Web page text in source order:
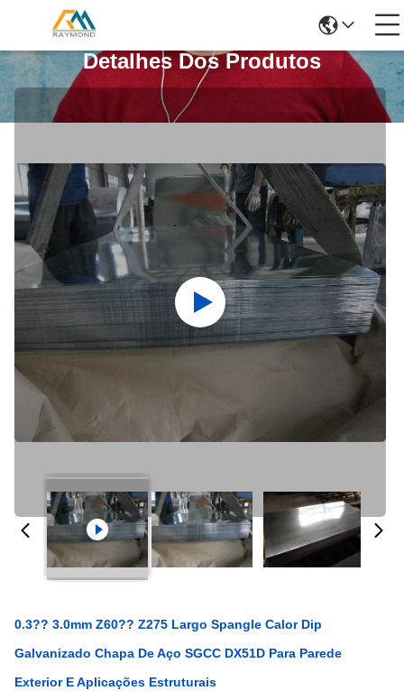
Detalhes Dos Produtos
0.3?? 3.0mm Z60?? Z275 Largo Spangle Calor Dip
Galvanizado Chapa De Aço SGCC DX51D Para Parede
Exterior E Aplicações Estruturais